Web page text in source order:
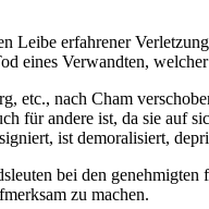
Leibe erfahrener
eines Verwandten,
nach Cham
für andere ist, da sie
ist demoralisiert,
bei den
zu machen.